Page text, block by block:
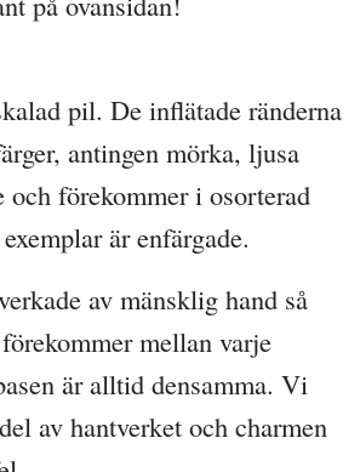
pil. De inflätade ränderna
antingen mörka, ljusa
och förekommer i osorterad
är enfärgade.
av mänsklig hand så
mellan varje
är alltid densamma. Vi
av hantverket och charmen